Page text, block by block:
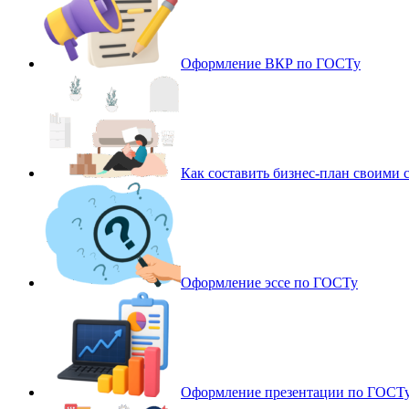
Оформление ВКР по ГОСТу
Как составить бизнес-план своими
Оформление эссе по ГОСТу
Оформление презентации по